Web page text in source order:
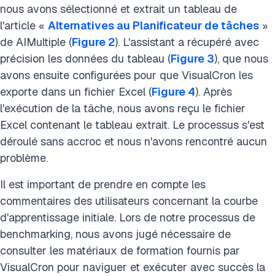
nous avons sélectionné et extrait un tableau de
l'article « Alternatives au Planificateur de tâches »
de AIMultiple (Figure 2). L'assistant a récupéré avec
précision les données du tableau (Figure 3), que nous
avons ensuite configurées pour que VisualCron les
exporte dans un fichier Excel (Figure 4). Après
l'exécution de la tâche, nous avons reçu le fichier
Excel contenant le tableau extrait. Le processus s'est
déroulé sans accroc et nous n'avons rencontré aucun
problème.
Il est important de prendre en compte les
commentaires des utilisateurs concernant la courbe
d'apprentissage initiale. Lors de notre processus de
benchmarking, nous avons jugé nécessaire de
consulter les matériaux de formation fournis par
VisualCron pour naviguer et exécuter avec succès la